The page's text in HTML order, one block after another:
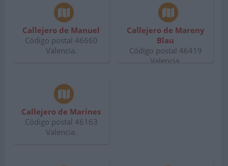
Callejero de Manuel
Código postal 46660
Valencia.
Callejero de Mareny
Blau
Código postal 46419
Valencia.
Callejero de Marines
Código postal 46163
Valencia.